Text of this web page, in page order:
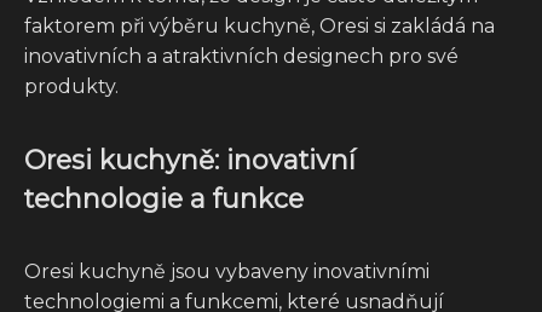
faktorem při výběru kuchyně, Oresi si zakládá na
inovativních a atraktivních designech pro své
produkty.
Oresi kuchyně: inovativní
technologie a funkce
Oresi kuchyně jsou vybaveny inovativními
technologiemi a funkcemi, které usnadňují